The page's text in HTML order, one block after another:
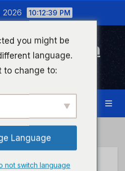
2026 10:12:40 PM
Kreuznach
für Bad Kreuznach
you might be
language.
to change to:
Language
not switch language